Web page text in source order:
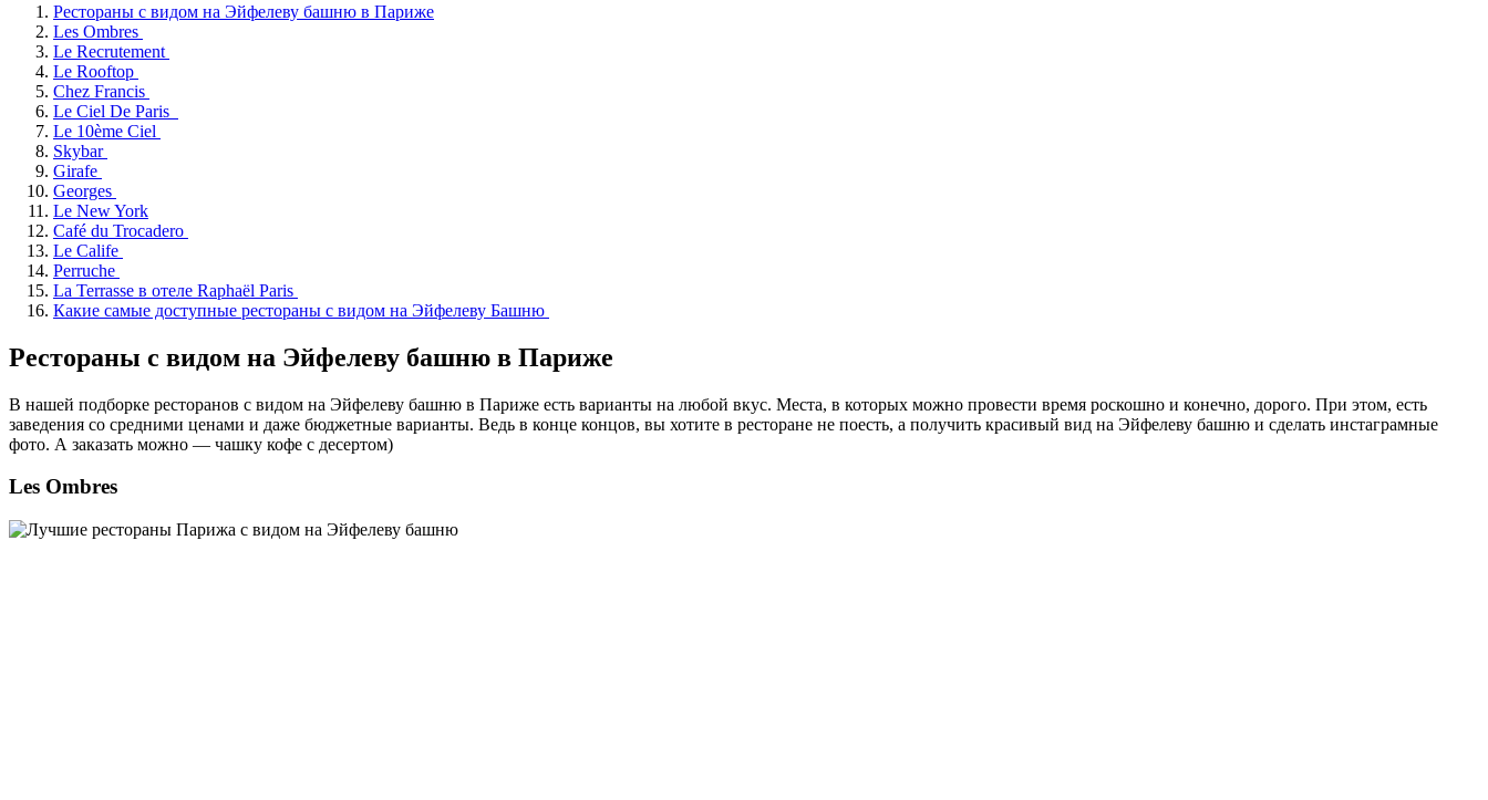
Рестораны с видом на Эйфелеву башню в Париже
Les Ombres
Le Recrutement
Le Rooftop
Chez Francis
Le Ciel De Paris
Le 10ème Ciel
Skybar
Girafe
Georges
Le New York
Café du Trocadero
Le Calife
Perruche
La Terrasse в отеле Raphaël Paris
Какие самые доступные рестораны с видом на Эйфелеву Башню
Рестораны с видом на Эйфелеву башню в Париже
В нашей подборке ресторанов с видом на Эйфелеву башню в Париже есть варианты на любой вкус. Места, в которых можно провести время роскошно и конечно, дорого. При этом, есть
заведения со средними ценами и даже бюджетные варианты. Ведь в конце концов, вы хотите в ресторане не поесть, а получить красивый вид на Эйфелеву башню и сделать инстаграмные
фото. А заказать можно — чашку кофе с десертом)
Les Ombres